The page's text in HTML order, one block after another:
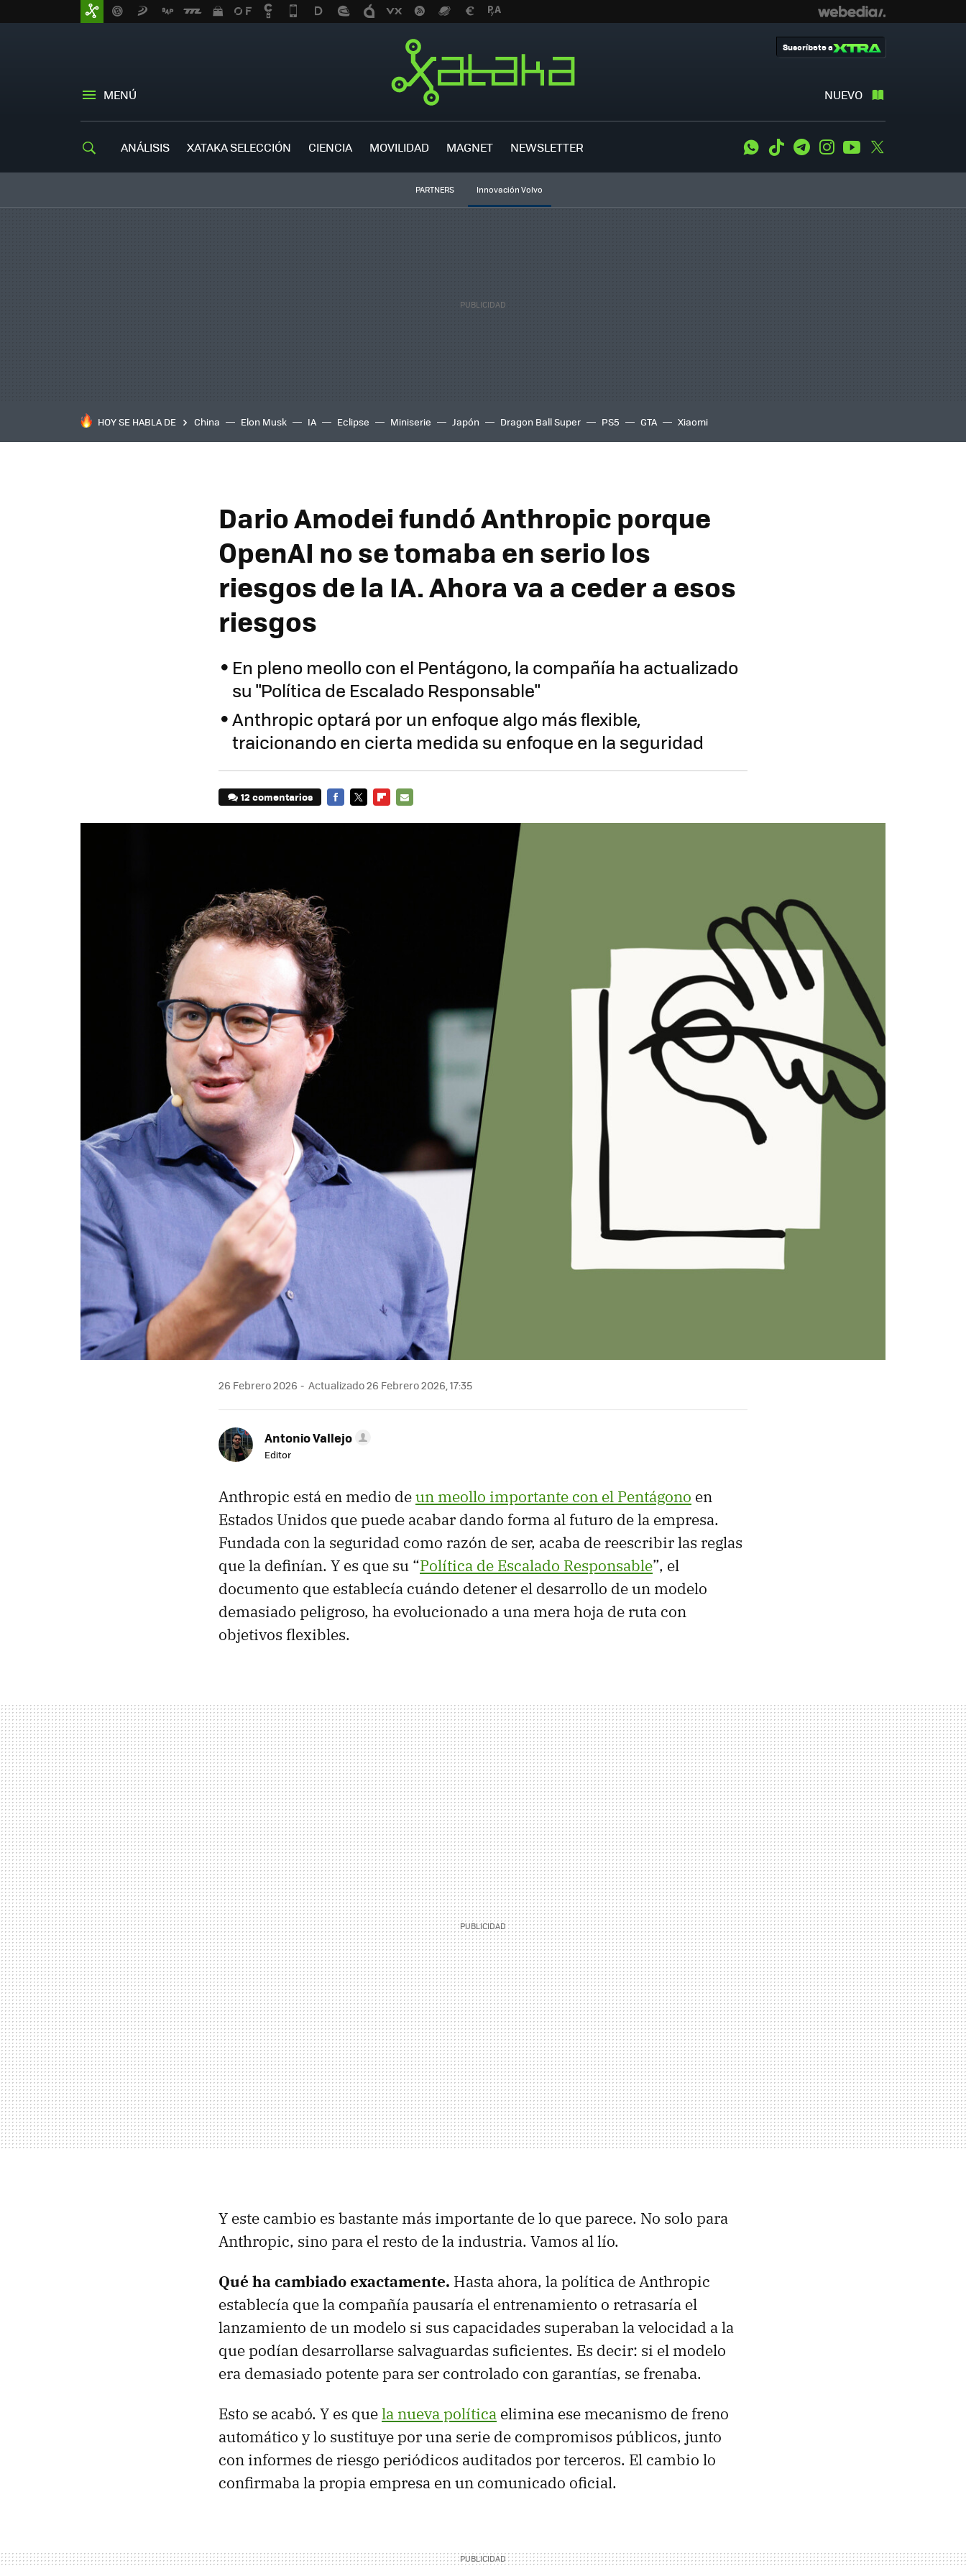
MENÚ NUEVO
Suscríbete a
ANÁLISIS XATAKA SELECCIÓN CIENCIA MOVILIDAD MAGNET NEWSLETTER WhatsApp
Tiktok TelegramInstagramYoutube
PARTNERS Innovación Volvo
HOY SE HABLA DE China Elon Musk IA Eclipse Miniserie Japón Dragon Ball Super PS5 GTA Xiaomi
Dario Amodei fundó Anthropic porque
OpenAI no se tomaba en serio los
riesgos de la IA. Ahora va a ceder a esos
riesgos
En pleno meollo con el Pentágono, la compañía ha actualizado
su "Política de Escalado Responsable"
Anthropic optará por un enfoque algo más flexible,
traicionando en cierta medida su enfoque en la seguridad
12 comentarios
26 Febrero 2026 Actualizado 26 Febrero 2026, 17:35
Antonio Vallejo
Editor
Anthropic está en medio deun meollo importante con el Pentágono en
Estados Unidos que puede acabar dando forma al futuro de la empresa.
Fundada con la seguridad como razón de ser, acaba de reescribir las reglas
que la definían. Y es que su “Política de Escalado Responsable”, el
documento que establecía cuándo detener el desarrollo de un modelo
demasiado peligroso, ha evolucionado a una mera hoja de ruta con
objetivos flexibles.
Y este cambio es bastante más importante de lo que parece. No solo para
Anthropic, sino para el resto de la industria. Vamos al lío.
Qué ha cambiado exactamente. Hasta ahora, la política de Anthropic
establecía que la compañía pausaría el entrenamiento o retrasaría el
lanzamiento de un modelo si sus capacidades superaban la velocidad a la
que podían desarrollarse salvaguardas suficientes. Es decir: si el modelo
era demasiado potente para ser controlado con garantías, se frenaba.
Esto se acabó. Y es quela nueva política elimina ese mecanismo de freno
automático y lo sustituye por una serie de compromisos públicos, junto
con informes de riesgo periódicos auditados por terceros. El cambio lo
confirmaba la propia empresa en un comunicado oficial.